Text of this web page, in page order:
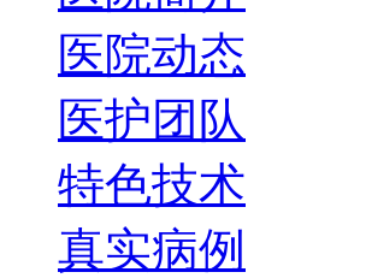
医院动态
医护团队
特色技术
真实病例